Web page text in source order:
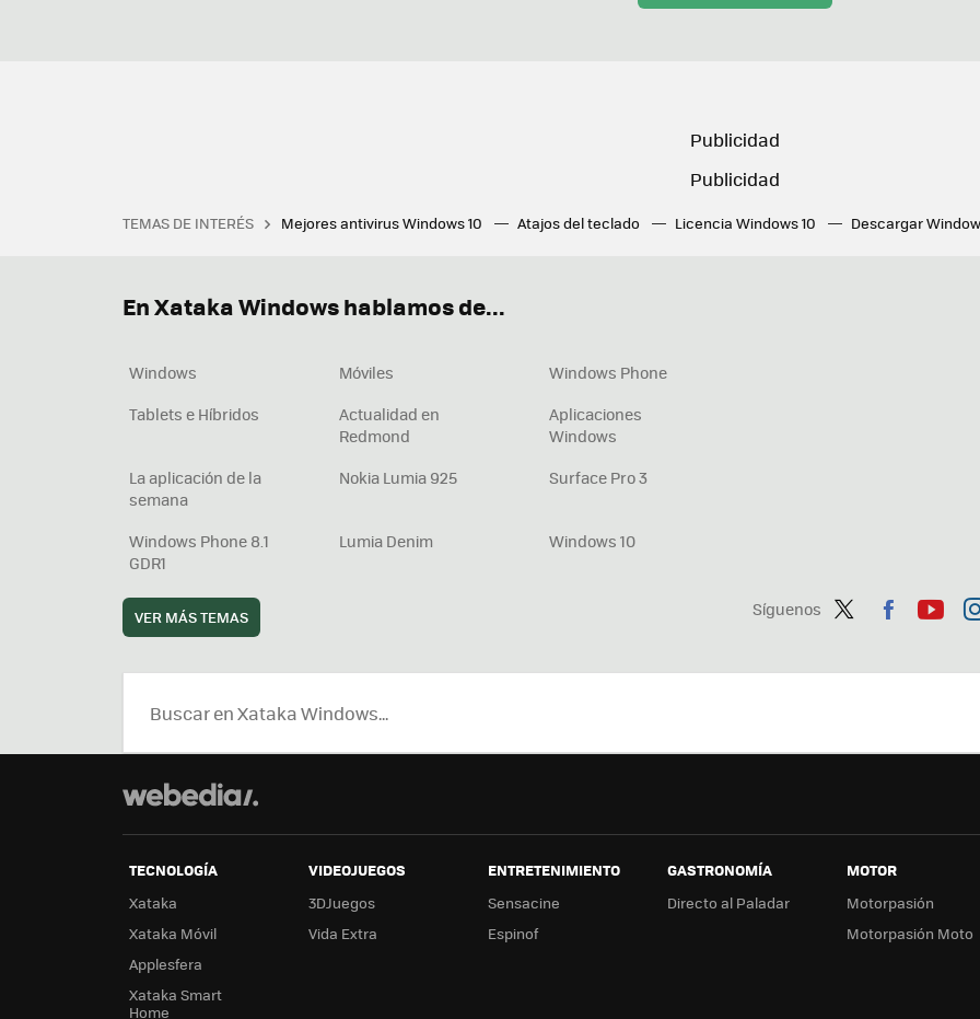
TEMAS DE INTERÉS Mejores antivirus Windows 10 Atajos del teclado Licencia Windows 10 Descargar
Síguenos
ter
ebo tub
En Xataka Windows hablamos de...
Windows Móviles
Windows Phone
Tablets e Híbridos
Actualidad en
Redmond
Aplicaciones
Windows
La aplicación de la
semana
Nokia Lumia 925 Surface Pro 3
Windows Phone 8.1
GDR1
Lumia Denim Windows 10
VER MÁS TEMAS
TECNOLOGÍA
Xataka
Xataka Móvil
Applesfera
Xataka Smart
Home
VIDEOJUEGOS
3DJuegos
Vida Extra
ENTRETENIMIENTO
Sensacine
Espinof
GASTRONOMÍA
Directo al Paladar
MOTOR
Motorpasión
Motorpasión Moto